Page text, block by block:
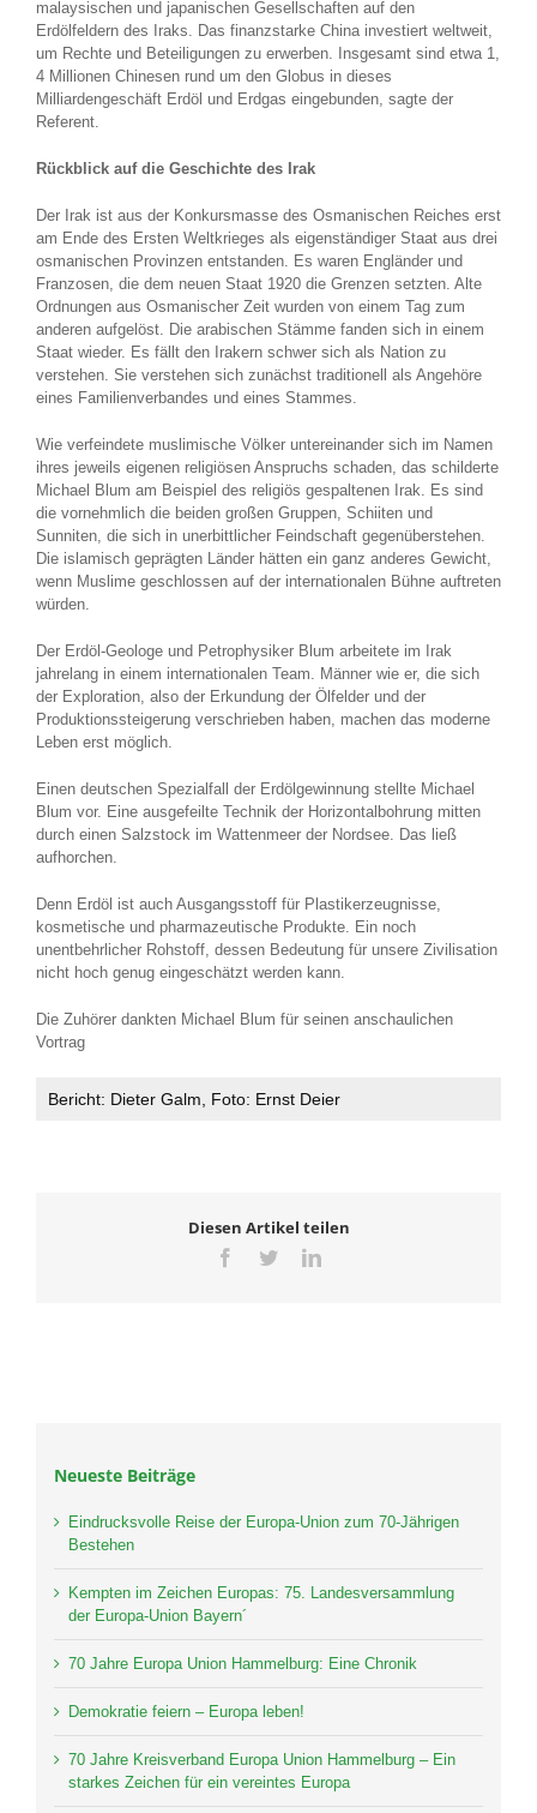
malaysischen und japanischen Gesellschaften auf den
Erdölfeldern des Iraks. Das finanzstarke China investiert weltweit,
um Rechte und Beteiligungen zu erwerben. Insgesamt sind etwa 1,
4 Millionen Chinesen rund um den Globus in dieses
Milliardengeschäft Erdöl und Erdgas eingebunden, sagte der
Referent.
Rückblick auf die Geschichte des Irak
Der Irak ist aus der Konkursmasse des Osmanischen Reiches erst
am Ende des Ersten Weltkrieges als eigenständiger Staat aus drei
osmanischen Provinzen entstanden. Es waren Engländer und
Franzosen, die dem neuen Staat 1920 die Grenzen setzten. Alte
Ordnungen aus Osmanischer Zeit wurden von einem Tag zum
anderen aufgelöst. Die arabischen Stämme fanden sich in einem
Staat wieder. Es fällt den Irakern schwer sich als Nation zu
verstehen. Sie verstehen sich zunächst traditionell als Angehöre
eines Familienverbandes und eines Stammes.
Wie verfeindete muslimische Völker untereinander sich im Namen
ihres jeweils eigenen religiösen Anspruchs schaden, das schilderte
Michael Blum am Beispiel des religiös gespaltenen Irak. Es sind
die vornehmlich die beiden großen Gruppen, Schiiten und
Sunniten, die sich in unerbittlicher Feindschaft gegenüberstehen.
Die islamisch geprägten Länder hätten ein ganz anderes Gewicht,
wenn Muslime geschlossen auf der internationalen Bühne auftreten
würden.
Der Erdöl-Geologe und Petrophysiker Blum arbeitete im Irak
jahrelang in einem internationalen Team. Männer wie er, die sich
der Exploration, also der Erkundung der Ölfelder und der
Produktionssteigerung verschrieben haben, machen das moderne
Leben erst möglich.
Einen deutschen Spezialfall der Erdölgewinnung stellte Michael
Blum vor. Eine ausgefeilte Technik der Horizontalbohrung mitten
durch einen Salzstock im Wattenmeer der Nordsee. Das ließ
aufhorchen.
Denn Erdöl ist auch Ausgangsstoff für Plastikerzeugnisse,
kosmetische und pharmazeutische Produkte. Ein noch
unentbehrlicher Rohstoff, dessen Bedeutung für unsere Zivilisation
nicht hoch genug eingeschätzt werden kann.
Die Zuhörer dankten Michael Blum für seinen anschaulichen
Vortrag
Bericht: Dieter Galm, Foto: Ernst Deier
Diesen Artikel teilen
Facebook
TwitterLinkedIn
Neueste Beiträge
Eindrucksvolle Reise der Europa-Union zum 70-Jährigen
Bestehen
Kempten im Zeichen Europas: 75. Landesversammlung
der Europa-Union Bayern´
70 Jahre Europa Union Hammelburg: Eine Chronik
Demokratie feiern – Europa leben!
70 Jahre Kreisverband Europa Union Hammelburg – Ein
starkes Zeichen für ein vereintes Europa